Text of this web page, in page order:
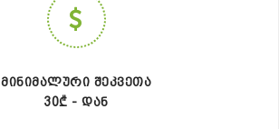
ᲛᲘᲜᲘᲛᲐᲚᲣᲠᲘ ᲨᲔᲙᲕᲔᲗᲐ
30₾ - ᲓᲐᲜ